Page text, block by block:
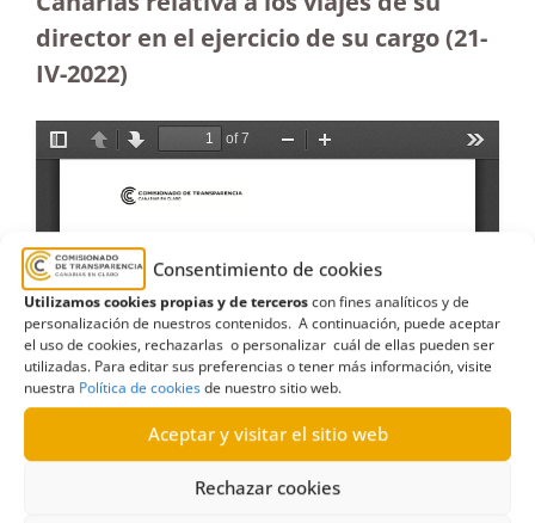
Consentimiento de cookies
Utilizamos cookies propias y de terceroscon fines analíticos y de
personalización de nuestros contenidos. A continuación, puede aceptar
el uso de cookies, rechazarlas o personalizar cuál de ellas pueden ser
utilizadas. Para editar sus preferencias o tener más información, visite
nuestra Política de cookiesde nuestro sitio web.
Aceptar y visitar el sitio web
Rechazar cookies
director en el ejercicio de su cargo (21-
IV-2022)